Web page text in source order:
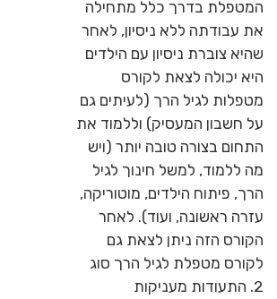
המטפלת בדרך כלל מתחילה
את עבודתה ללא ניסיון, לאחר
שהיא צוברת ניסיון עם הילדים
היא יכולה לצאת לקורס
מטפלות לגיל הרך (לעיתים גם
על חשבון המעסיק) וללמוד את
התחום בצורה טובה יותר (ויש
מה ללמוד, למשל חינוך לגיל
הרך, פיתוח הילדים, מוטוריקה,
עזרה ראשונה, ועוד). לאחר
הקורס הזה ניתן לצאת גם
לקורס מטפלת לגיל הרך סוג
2. התעודות מעניקות